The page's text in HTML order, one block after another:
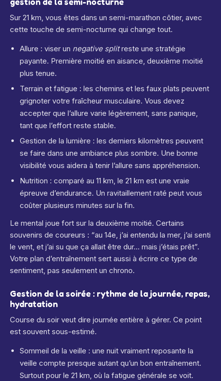
Sur 21 km, vous êtes dans un semi-marathon côtier, avec
cette touche de semi-nocturne qui change tout.
Allure : viser un negative splitreste une stratégie
payante. Première moitié en aisance, deuxième moitié
plus tenue.
Terrain et fatigue : les chemins et les faux plats peuvent
grignoter votre fraîcheur musculaire. Vous devez
accepter que l’allure varie légèrement, sans panique,
tant que l’effort reste stable.
Gestion de la lumière : les derniers kilomètres peuvent
se faire dans une ambiance plus sombre. Une bonne
visibilité vous aidera à tenir l’allure sans appréhension.
Nutrition : comparé au 11 km, le 21 km est une vraie
épreuve d’endurance. Un ravitaillement raté peut vous
coûter plusieurs minutes sur la fin.
Le mental joue fort sur la deuxième moitié. Certains
souvenirs de coureurs : “au 14e, j’ai entendu la mer, j’ai senti
le vent, et j’ai su que ça allait être dur… mais j’étais prêt”.
Votre plan d’entraînement sert aussi à écrire ce type de
sentiment, pas seulement un chrono.
Gestion de la soirée : rythme de la journée, repas,
hydratation
Course du soir veut dire journée entière à gérer. Ce point
est souvent sous-estimé.
Sommeil de la veille : une nuit vraiment reposante la
veille compte presque autant qu’un bon entraînement.
Surtout pour le 21 km, où la fatigue générale se voit.